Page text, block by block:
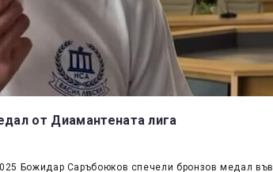
от Диамантената лига
Божидар Саръбоюков спечели бронзов медал във